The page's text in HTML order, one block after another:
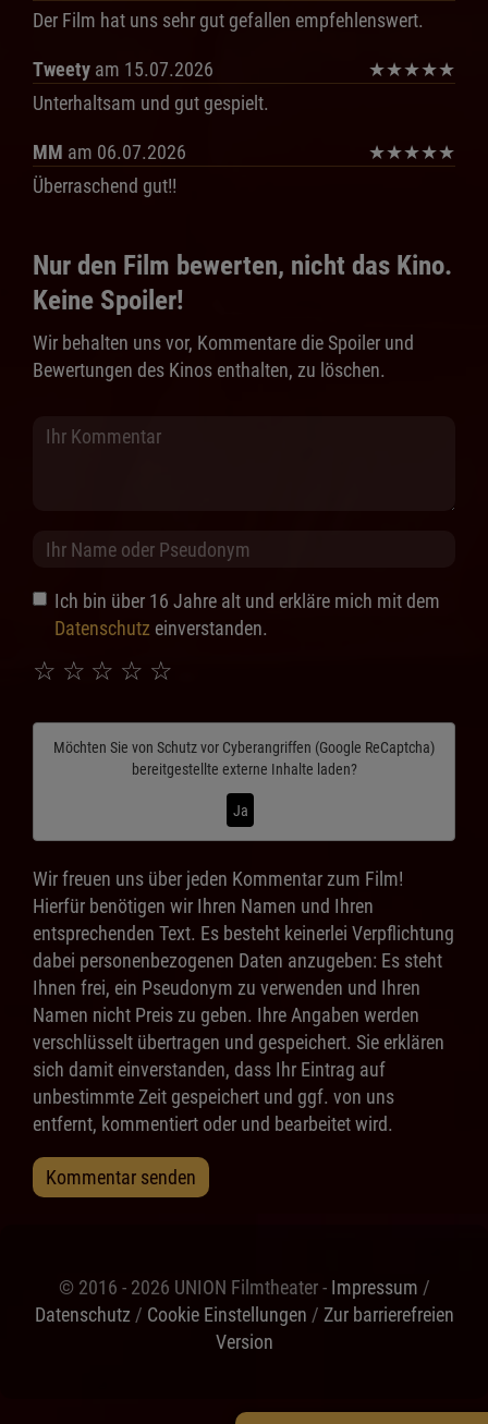
Der Film hat uns sehr gut gefallen empfehlenswert.
Tweety am 15.07.2026 ★★★★★
Unterhaltsam und gut gespielt.
MM am 06.07.2026 ★★★★★
Überraschend gut!!
Nur den Film bewerten, nicht das Kino.
Keine Spoiler!
Wir behalten uns vor, Kommentare die Spoiler und
Bewertungen des Kinos enthalten, zu löschen.
Ich bin über 16 Jahre alt und erkläre mich mit dem
Datenschutz einverstanden.
☆
☆
☆
☆
☆
Möchten Sie von Schutz vor Cyberangriffen (Google ReCaptcha)
bereitgestellte externe Inhalte laden?
Ja
Wir freuen uns über jeden Kommentar zum Film!
Hierfür benötigen wir Ihren Namen und Ihren
entsprechenden Text. Es besteht keinerlei Verpflichtung
dabei personenbezogenen Daten anzugeben: Es steht
Ihnen frei, ein Pseudonym zu verwenden und Ihren
Namen nicht Preis zu geben. Ihre Angaben werden
verschlüsselt übertragen und gespeichert. Sie erklären
sich damit einverstanden, dass Ihr Eintrag auf
unbestimmte Zeit gespeichert und ggf. von uns
entfernt, kommentiert oder und bearbeitet wird.
Kommentar senden
© 2016 - 2026 UNION Filmtheater - Impressum /
Datenschutz/ Cookie Einstellungen / Zur barrierefreien
Version